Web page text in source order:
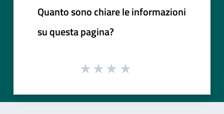
Quanto sono chiare le informazioni
su questa pagina?